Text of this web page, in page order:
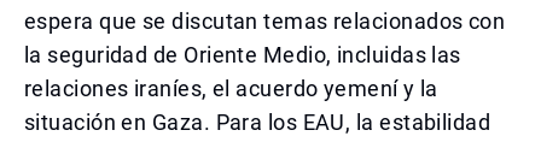
espera que se discutan temas relacionados con
la seguridad de Oriente Medio, incluidas las
relaciones iraníes, el acuerdo yemení y la
situación en Gaza. Para los EAU, la estabilidad